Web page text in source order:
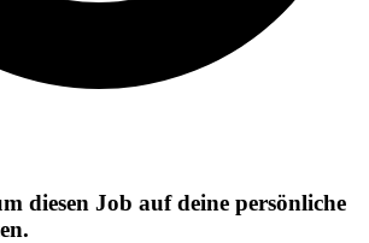
diesen Job auf deine persönliche